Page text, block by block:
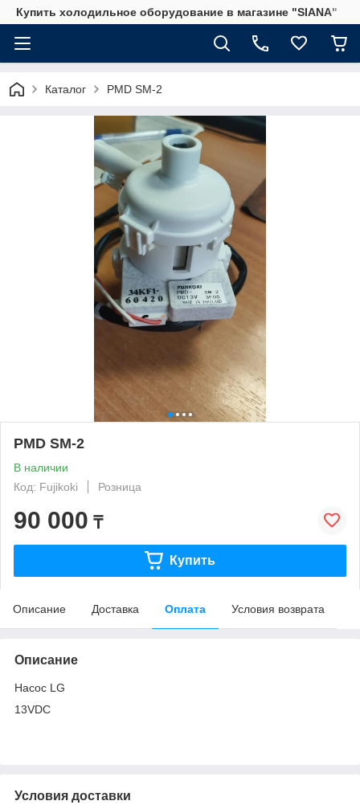
Купить холодильное оборудование в магазине "SIANA"
Каталог PMD SM-2
PMD SM-2
В наличии
Код: Fujikoki
Розница
90 000 ₸
Купить
Описание Доставка Оплата Условия возврата
Описание
Насос LG
13VDC
Условия доставки